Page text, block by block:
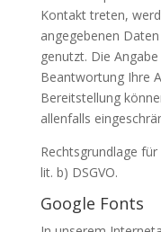
Kontakt treten,
angegebenen
genutzt. Die
Beantwortung Ihre
Bereitstellung
allenfalls
Rechtsgrundlage
lit. b) DSGVO.
Google Fonts